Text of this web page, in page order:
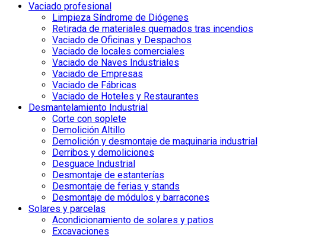
Vaciado profesional
Limpieza Síndrome de Diógenes
Retirada de materiales quemados tras incendios
Vaciado de Oficinas y Despachos
Vaciado de locales comerciales
Vaciado de Naves Industriales
Vaciado de Empresas
Vaciado de Fábricas
Vaciado de Hoteles y Restaurantes
Desmantelamiento Industrial
Corte con soplete
Demolición Altillo
Demolición y desmontaje de maquinaria industrial
Derribos y demoliciones
Desguace Industrial
Desmontaje de estanterías
Desmontaje de ferias y stands
Desmontaje de módulos y barracones
Solares y parcelas
Acondicionamiento de solares y patios
Excavaciones